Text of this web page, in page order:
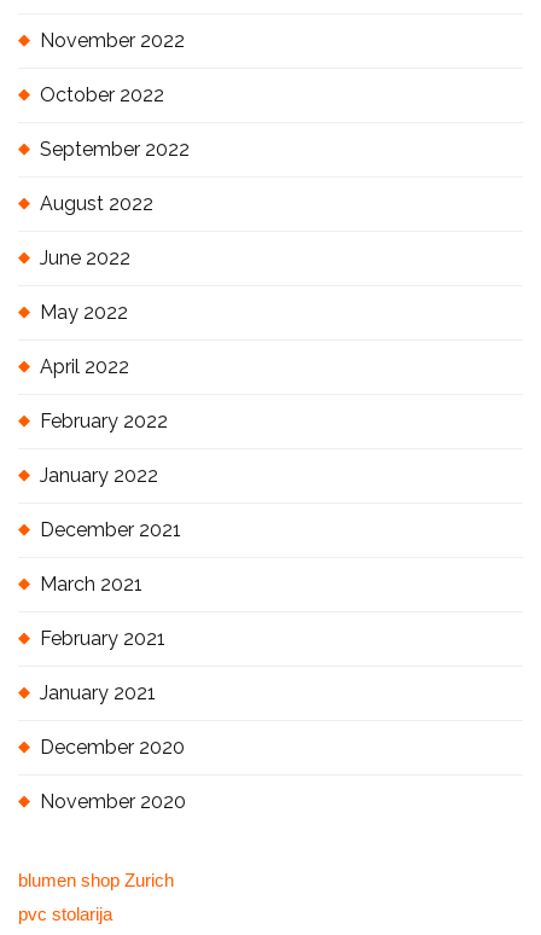
November 2022
October 2022
September 2022
August 2022
June 2022
May 2022
April 2022
February 2022
January 2022
December 2021
March 2021
February 2021
January 2021
December 2020
November 2020
blumen shop Zurich
pvc stolarija